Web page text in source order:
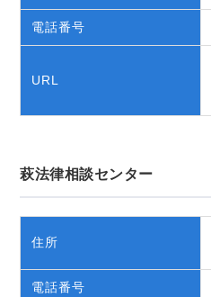
電話番号
URL
萩法律相談センター
住所
電話番号